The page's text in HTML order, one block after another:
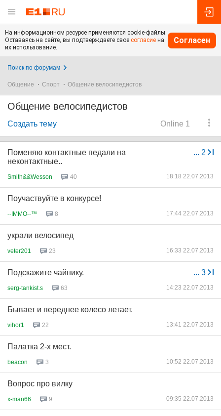
На информационном ресурсе применяются cookie-файлы.
Оставаясь на сайте, вы подтверждаете свое согласие на
их использование.
Согласен
Поиск по форумам
Общение Спорт Общение велосипедистов
Общение велосипедистов
Online 1
Создать тему
... 2
Поменяю контактные педали на
неконтактные..
Smith&&Wesson 40 18:18 22.07.2013
Поучаствуйте в конкурсе!
--IMMO--™ 8 17:44 22.07.2013
украли велосипед
veter201 23 16:33 22.07.2013
... 3
Подскажите чайнику.
serg-tankist.s 63 14:23 22.07.2013
Бывает и переднее колесо летает.
vihor1 22 13:41 22.07.2013
Палатка 2-х мест.
beacon 3 10:52 22.07.2013
Вопрос про вилку
x-man66 9 09:35 22.07.2013